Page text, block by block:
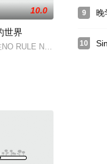
敢，寻找水源、食物、交通工
10.0
世界
NO RULE NO MERCY的所
9 晚
10